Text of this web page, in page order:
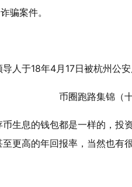
骗案件。
人于18年4月17日被杭州公安
生息的钱包都是一样的，投
更高的年回报率，当然也有